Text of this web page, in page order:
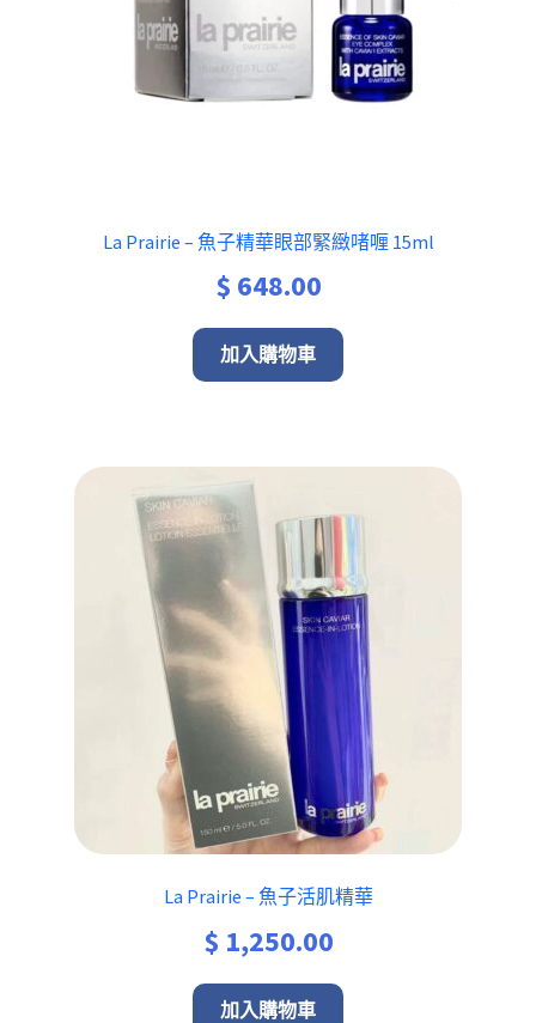
La Prairie – 魚子精華眼部緊緻啫喱 15ml
$ 648.00
加入購物車
La Prairie – 魚子活肌精華
$ 1,250.00
加入購物車